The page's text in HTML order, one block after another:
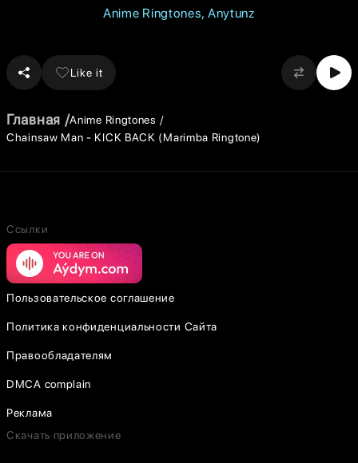
Anime Ringtones Anytunz
Like it
Главная
Anime Ringtones
Chainsaw Man - KICK BACK (Marimba Ringtone)
Ссылки
Пользовательское соглашение
Политика конфиденциальности Сайта
Правообладателям
DMCA complain
Реклама
Скачать приложение